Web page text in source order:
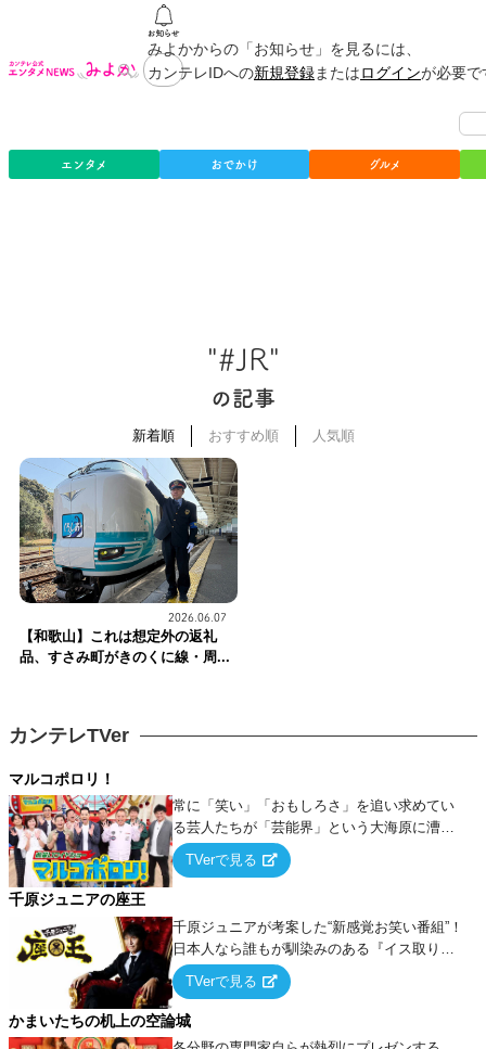
みよかからの「お知らせ」を見るには、
カンテレIDへの新規登録またはログインが必要
エンタメ おでかけ グルメ
"#JR"
の記事
新着順 おすすめ順 人気順
2026.06.07
【和歌山】これは想定外の返礼
品、すさみ町がきのくに線・周...
カンテレTVer
マルコポロリ！
常に「笑い」「おもしろさ」を追い求めてい
る芸人たちが「芸能界」という大海原に漕ぎ
出でて、新たなオモシロ人間を発掘する！
TVerで見る
千原ジュニアの座王
千原ジュニアが考案した“新感覚お笑い番組”！
日本人なら誰もが馴染みのある『イス取りゲ
ーム』をベースに、大喜利・ギャグ・モノボ
ケ・歌…など様々なお題で芸人がショートネ
タを競い合う！
TVerで見る
かまいたちの机上の空論城